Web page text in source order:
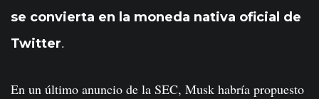
se convierta en la moneda nativa oficial de
Twitter.
En un último anuncio de la SEC, Musk habría propuesto